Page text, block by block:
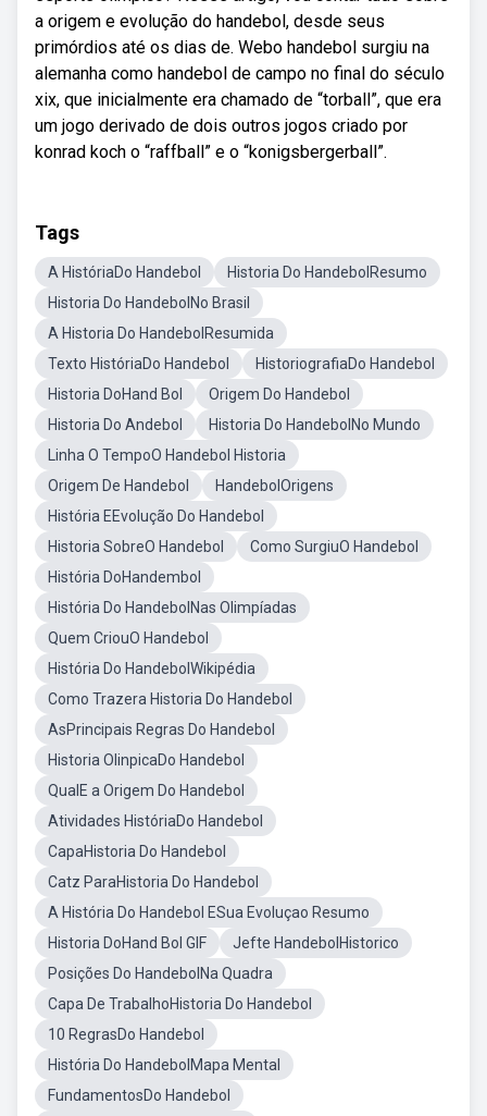
a origem e evolução do handebol, desde seus
primórdios até os dias de. Webo handebol surgiu na
alemanha como handebol de campo no final do século
xix, que inicialmente era chamado de “torball”, que era
um jogo derivado de dois outros jogos criado por
konrad koch o “raffball” e o “konigsbergerball”.
Tags
A HistóriaDo Handebol
Historia Do HandebolResumo
Historia Do HandebolNo Brasil
A Historia Do HandebolResumida
Texto HistóriaDo Handebol
HistoriografiaDo Handebol
Historia DoHand Bol
Origem Do Handebol
Historia Do Andebol
Historia Do HandebolNo Mundo
Linha O TempoO Handebol Historia
Origem De Handebol
HandebolOrigens
História EEvolução Do Handebol
Historia SobreO Handebol
Como SurgiuO Handebol
História DoHandembol
História Do HandebolNas Olimpíadas
Quem CriouO Handebol
História Do HandebolWikipédia
Como Trazera Historia Do Handebol
AsPrincipais Regras Do Handebol
Historia OlinpicaDo Handebol
QualE a Origem Do Handebol
Atividades HistóriaDo Handebol
CapaHistoria Do Handebol
Catz ParaHistoria Do Handebol
A História Do Handebol ESua Evoluçao Resumo
Historia DoHand Bol GIF
Jefte HandebolHistorico
Posições Do HandebolNa Quadra
Capa De TrabalhoHistoria Do Handebol
10 RegrasDo Handebol
História Do HandebolMapa Mental
FundamentosDo Handebol